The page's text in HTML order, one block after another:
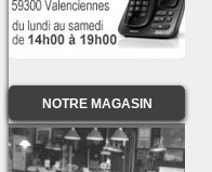
NOTRE MAGASIN